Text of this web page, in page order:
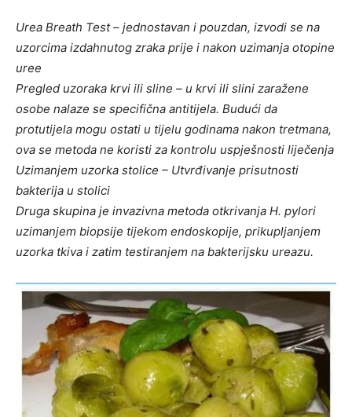
Urea Breath Test – jednostavan i pouzdan, izvodi se na
uzorcima izdahnutog zraka prije i nakon uzimanja otopine
uree
Pregled uzoraka krvi ili sline – u krvi ili slini zaražene
osobe nalaze se specifična antitijela. Budući da
protutijela mogu ostati u tijelu godinama nakon tretmana,
ova se metoda ne koristi za kontrolu uspješnosti liječenja
Uzimanjem uzorka stolice – Utvrđivanje prisutnosti
bakterija u stolici
Druga skupina je invazivna metoda otkrivanja H. pylori
uzimanjem biopsije tijekom endoskopije, prikupljanjem
uzorka tkiva i zatim testiranjem na bakterijsku ureazu.